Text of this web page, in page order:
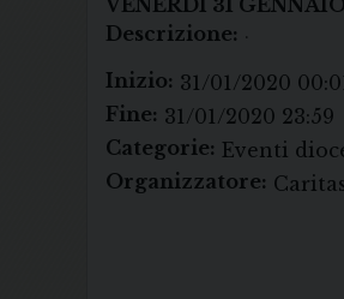
VENERDÌ 31 GENNAIO
Descrizione: .
Inizio: 31/01/2020
Fine: 31/01/2020 23:59
Categorie: Eventi
Organizzatore: